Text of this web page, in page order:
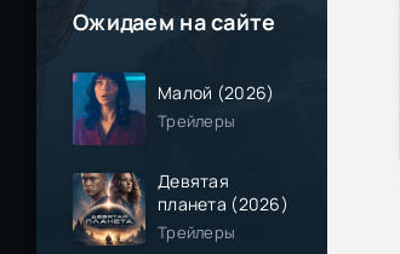
Ожидаем на сайте
Малой (2026)
Трейлеры
Девятая
планета (2026)
Трейлеры